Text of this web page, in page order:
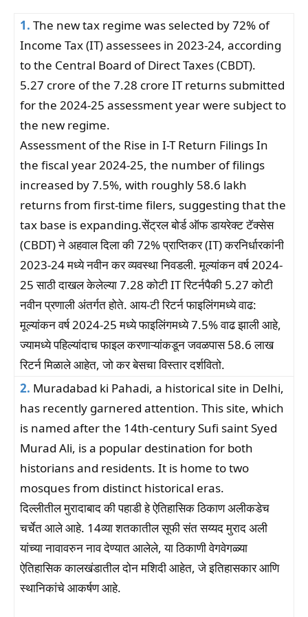
1. The new tax regime was selected by 72% of
Income Tax (IT) assessees in 2023-24, according
to the Central Board of Direct Taxes (CBDT).
5.27 crore of the 7.28 crore IT returns submitted
for the 2024-25 assessment year were subject to
the new regime.
Assessment of the Rise in I-T Return Filings In
the fiscal year 2024-25, the number of filings
increased by 7.5%, with roughly 58.6 lakh
returns from first-time filers, suggesting that the
tax base is expanding.सेंट्रल बोर्ड ऑफ डायरेक्ट टॅक्सेस
(CBDT) ने अहवाल दिला की 72% प्राप्तिकर (IT) करनिर्धारकांनी
2023-24 मध्ये नवीन कर व्यवस्था निवडली. मूल्यांकन वर्ष 2024-
25 साठी दाखल केलेल्या 7.28 कोटी IT रिटर्नपैकी 5.27 कोटी
नवीन प्रणाली अंतर्गत होते. आय-टी रिटर्न फाइलिंगमध्ये वाढ:
मूल्यांकन वर्ष 2024-25 मध्ये फाइलिंगमध्ये 7.5% वाढ झाली आहे,
ज्यामध्ये पहिल्यांदाच फाइल करणाऱ्यांकडून जवळपास 58.6 लाख
रिटर्न मिळाले आहेत, जो कर बेसचा विस्तार दर्शवितो.
2. Muradabad ki Pahadi, a historical site in Delhi,
has recently garnered attention. This site, which
is named after the 14th-century Sufi saint Syed
Murad Ali, is a popular destination for both
historians and residents. It is home to two
mosques from distinct historical eras.
दिल्लीतील मुरादाबाद की पहाडी हे ऐतिहासिक ठिकाण अलीकडेच
चर्चेत आले आहे. 14व्या शतकातील सूफी संत सय्यद मुराद अली
यांच्या नावावरुन नाव देण्यात आलेले, या ठिकाणी वेगवेगळ्या
ऐतिहासिक कालखंडातील दोन मशिदी आहेत, जे इतिहासकार आणि
स्थानिकांचे आकर्षण आहे.